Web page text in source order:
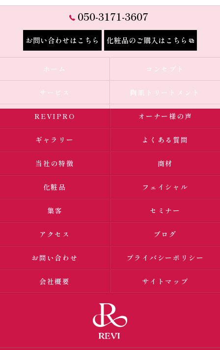
050-3171-3607
お問い合わせはこちら 化粧品のご購入はこちら
ホーム コンセプト
サービス 陶肌トリートメント
REVIPRO オーナー様の声
ギャラリー よくある質問
当社の特徴 商材
化粧品 フェイシャル
集客 セミナー
アクセス ブログ
お問い合わせ プライバシーポリシー
会社概要 サイトマップ